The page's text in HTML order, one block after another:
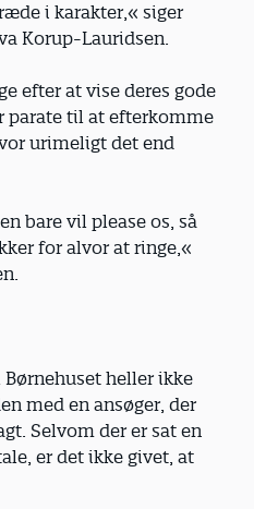
i karakter,« siger
Korup-Lauridsen.
efter at vise deres gode
parate til at efterkomme
urimeligt det end
bare vil please os, så
for alvor at ringe,«
heller ikke
med en ansøger, der
Selvom der er sat en
er det ikke givet, at